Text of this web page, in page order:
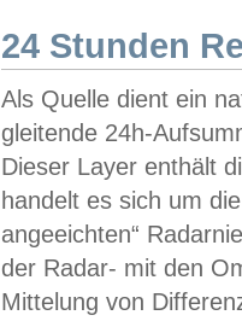
24 Stunden
Als Quelle dient ein
gleitende 24h-
Dieser Layer enthält
handelt es sich um
angeeichten“
der Radar- mit den
Mittelung von